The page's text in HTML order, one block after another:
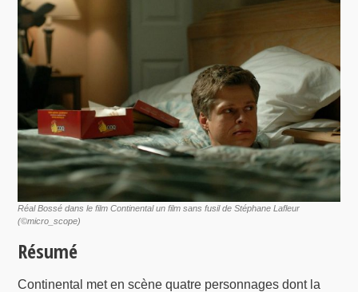
Réal Bossé dans le film Continental un film sans fusil de Stéphane Lafleur
(©micro_scope)
Résumé
Continental met en scène quatre personnages dont la